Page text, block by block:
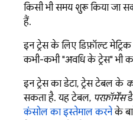
किसी भी समय शुरू किया जा
हैं.
इन ट्रेस के लिए डिफ़ॉल्ट
कभी-कभी "अवधि के ट्रेस" भी
इन ट्रेस का डेटा, ट्रेस टेबल के
सकता है. यह टेबल, परफ़ॉर्मेंस
कंसोल का इस्तेमाल करनेके